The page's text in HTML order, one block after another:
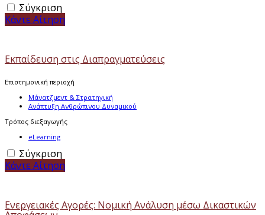
Σύγκριση
Κάντε Αίτηση
Εκπαίδευση στις Διαπραγματεύσεις
Επιστημονική περιοχή
Μάνατζμεντ & Στρατηγική
Ανάπτυξη Ανθρώπινου Δυναμικού
Τρόπος διεξαγωγής
eLearning
Σύγκριση
Κάντε Αίτηση
Ενεργειακές Αγορές: Νομική Ανάλυση μέσω Δικαστικών